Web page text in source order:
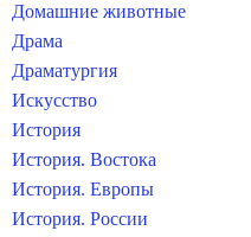
Домашние животные
Драма
Драматургия
Искусство
История
История. Востока
История. Европы
История. России